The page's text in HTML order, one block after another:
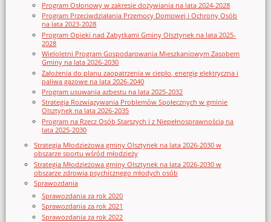
Program Osłonowy w zakresie dożywiania na lata 2024-2028
Program Przeciwdziałania Przemocy Domowej i Ochrony Osób
na lata 2023-2028
Program Opieki nad Zabytkami Gminy Olsztynek na lata 2025-
2028
Wieloletni Program Gospodarowania Mieszkaniowym Zasobem
Gminy na lata 2026-2030
Założenia do planu zaopatrzenia w ciepło, energię elektryczna i
paliwa gazowe na lata 2026-2040
Program usuwania azbestu na lata 2025-2032
Strategia Rozwiązywania Problemów Społecznych w gminie
Olsztynek na lata 2026-2035
Program na Rzecz Osób Starszych i z Niepełnosprawnością na
lata 2025-2030
Strategia Młodzieżowa gminy Olsztynek na lata 2026-2030 w
obszarze sportu wśród młodzieży
Strategia Młodzieżowa gminy Olsztynek na lata 2026-2030 w
obszarze zdrowia psychicznego młodych osób
Sprawozdania
Sprawozdania za rok 2020
Sprawozdania za rok 2021
Sprawozdania za rok 2022